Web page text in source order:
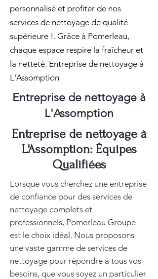
personnalisé et profiter de nos
services de nettoyage de qualité
supérieure !. Grâce à Pomerleau,
chaque espace respire la fraîcheur et
la netteté. Entreprise de nettoyage à
L'Assomption
Entreprise de nettoyage à
L'Assomption
Entreprise de nettoyage à
L'Assomption: Équipes
Qualifiées
Lorsque vous cherchez une entreprise
de confiance pour des services de
nettoyage complets et
professionnels, Pomerleau Groupe
est le choix idéal. Nous proposons
une vaste gamme de services de
nettoyage pour répondre à tous vos
besoins, que vous soyez un particulier